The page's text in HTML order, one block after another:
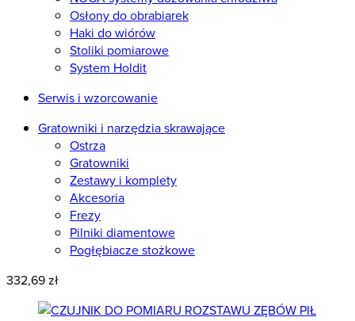
Osłony do obrabiarek
Haki do wiórów
Stoliki pomiarowe
System Holdit
Serwis i wzorcowanie
Gratowniki i narzędzia skrawające
Ostrza
Gratowniki
Zestawy i komplety
Akcesoria
Frezy
Pilniki diamentowe
Pogłębiacze stożkowe
332,69 zł